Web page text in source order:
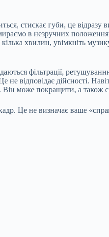
стискає губи, це відразу
в незручних
хвилин, увімкніть
фільтрації,
дійсності.
Він може покращити, а також
Це не визначає ваше